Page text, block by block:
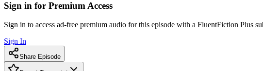
Sign in for Premium Access
Sign in to access ad-free premium audio for this episode with a FluentFiction Plus
Sign In
Share Episode